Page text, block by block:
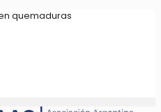
quemaduras